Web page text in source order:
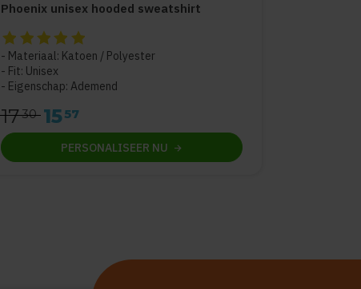
Phoenix unisex hooded sweatshirt
De beoordeling van dit product is
Materiaal: Katoen / Polyester
Fit: Unisex
Eigenschap: Ademend
1730 1557
PERSONALISEER NU